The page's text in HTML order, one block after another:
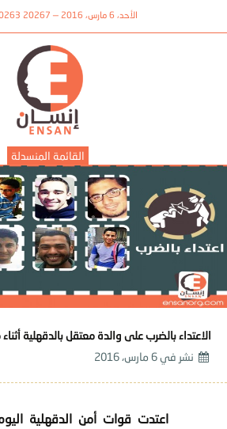
الأحد، 6 مارس، 2016 — 20267 20263 20261
القائمة المنسدلة
الاعتداء بالضرب على والدة معتقل بالدقهلية
نشر في 6 مارس، 2016
اعتدت قوات أمن الدقهلية